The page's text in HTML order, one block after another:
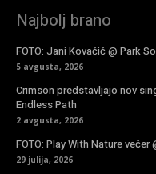
Najbolj brano
FOTO: Jani Kovačič @ Park
5 avgusta, 2026
Crimson predstavljajo nov
Endless Path
2 avgusta, 2026
FOTO: Play With Nature večer
29 julija, 2026